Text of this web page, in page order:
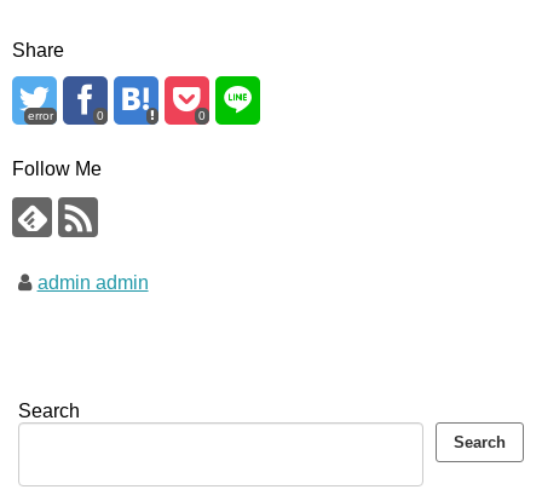
Share
error 0 0
Follow Me
admin admin
Search
Search